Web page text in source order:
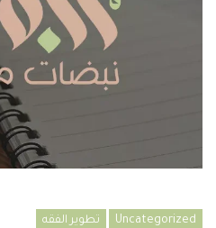
Uncategorized تطوير الفقه